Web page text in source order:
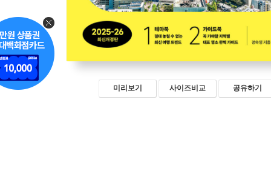
미리보기 사이즈비교 공유하기